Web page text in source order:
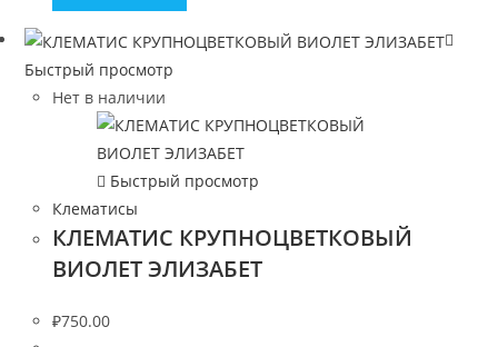
Быстрый просмотр
Нет в наличии
Быстрый просмотр
Клематисы
КЛЕМАТИС КРУПНОЦВЕТКОВЫЙ
ВИОЛЕТ ЭЛИЗАБЕТ
₽750.00